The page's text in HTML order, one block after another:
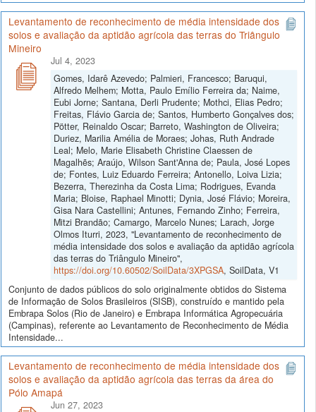
Levantamento de reconhecimento de média intensidade dos
solos e avaliação da aptidão agrícola das terras do Triângulo
Mineiro
Jul 4, 2023
Gomes, Idarê Azevedo; Palmieri, Francesco; Baruqui,
Alfredo Melhem; Motta, Paulo Emílio Ferreira da; Naime,
Eubi Jorne; Santana, Derli Prudente; Mothci, Elias Pedro;
Freitas, Flávio Garcia de; Santos, Humberto Gonçalves dos;
Pötter, Reinaldo Oscar; Barreto, Washington de Oliveira;
Duriez, Marilia Amélia de Moraes; Johas, Ruth Andrade
Leal; Melo, Marie Elisabeth Christine Claessen de
Magalhẽs; Araújo, Wilson Sant'Anna de; Paula, José Lopes
de; Fontes, Luiz Eduardo Ferreira; Antonello, Loiva Lizia;
Bezerra, Therezinha da Costa Lima; Rodrigues, Evanda
Maria; Bloise, Raphael Minotti; Dynia, José Flávio; Moreira,
Gisa Nara Castellini; Antunes, Fernando Zinho; Ferreira,
Mitzi Brandão; Camargo, Marcelo Nunes; Larach, Jorge
Olmos Iturri, 2023, "Levantamento de reconhecimento de
média intensidade dos solos e avaliação da aptidão agrícola
das terras do Triângulo Mineiro",
https://doi.org/10.60502/SoilData/3XPGSA, SoilData, V1
Conjunto de dados públicos do solo originalmente obtidos do Sistema
de Informação de Solos Brasileiros (SISB), construído e mantido pela
Embrapa Solos (Rio de Janeiro) e Embrapa Informática Agropecuária
(Campinas), referente ao Levantamento de Reconhecimento de Média
Intensidade...
Levantamento de reconhecimento de média intensidade dos
solos e avaliação da aptidão agrícola das terras da área do
Pólo Amapá
Jun 27, 2023